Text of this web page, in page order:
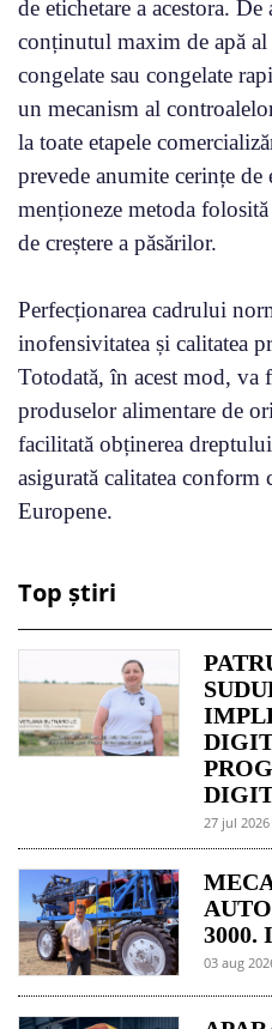
de etichetare a acestora.
conținutul maxim de apă al
congelate sau congelate
un mecanism al
la toate etapele
prevede anumite cerințe de
menționeze metoda
de creștere a păsărilor.
Perfecționarea cadrului
inofensivitatea și calitatea
Totodată, în acest mod, va
produselor alimentare de
facilitată obținerea
asigurată calitatea
Europene.
Top știri
27 jul 2026
3000.
03 aug